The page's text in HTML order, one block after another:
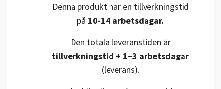
Denna produkt har en tillverkningstid
på 10-14 arbetsdagar.
Den totala leveranstiden är
tillverkningstid + 1–3 arbetsdagar
(leverans).